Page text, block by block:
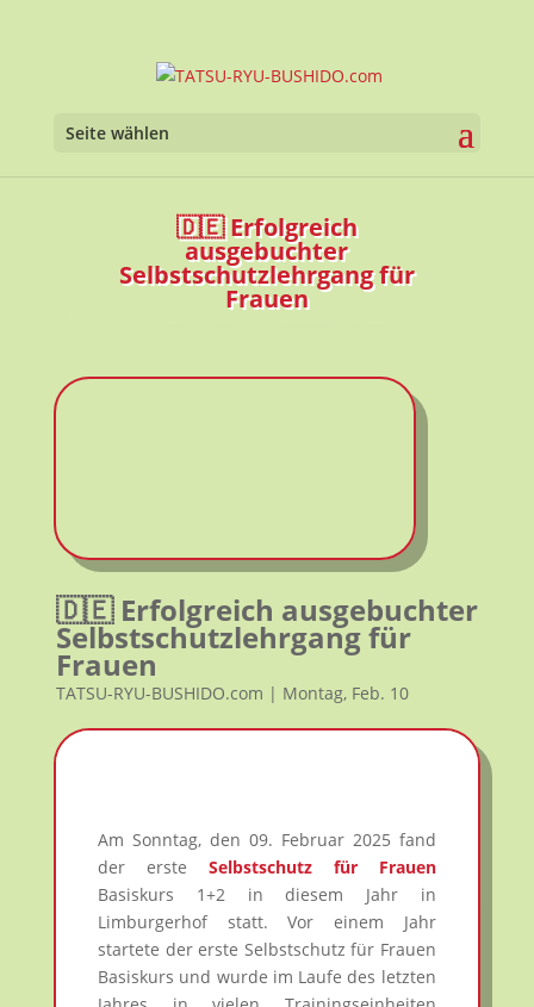
Seite wählen
🇩🇪 Erfolgreich
ausgebuchter
Selbstschutzlehrgang für
Frauen
🇩🇪 Erfolgreich ausgebuchter
Selbstschutzlehrgang für
Frauen
TATSU-RYU-BUSHIDO.com | Montag, Feb. 10
Am Sonntag, den 09. Februar 2025 fand
der erste Selbstschutz für Frauen
Basiskurs 1+2 in diesem Jahr in
Limburgerhof statt. Vor einem Jahr
startete der erste Selbstschutz für Frauen
Basiskurs und wurde im Laufe des letzten